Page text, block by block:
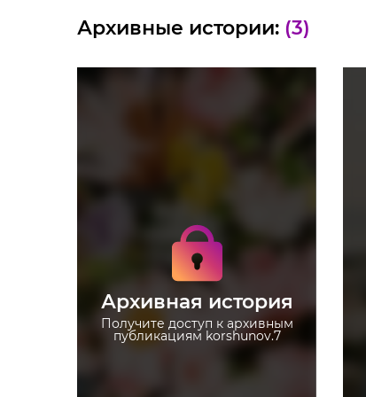
Архивные истории: (3)
Архивная история
Получите доступ к архивным
публикациям korshunov.7
архивным историям
korshunov.7
Не отвлекайтесь на
рекламу
Загружайте истории без
ограничений